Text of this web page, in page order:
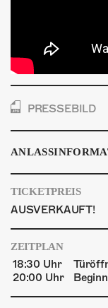
PRESSEBILD
TICKETPREIS
AUSVERKAUFT!
ZEITPLAN
18:30 Uhr
20:00 Uhr
Beginn